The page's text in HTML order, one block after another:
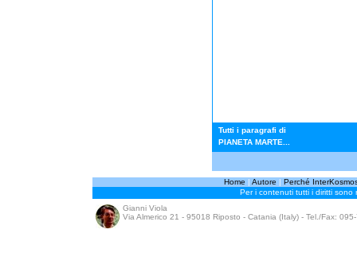
Tutti i paragrafi di
PIANETA MARTE...
Home | Autore | Perché
Per i contenuti tutti i diritti sono
Gianni Viola
Via Almerico 21 - 95018 Riposto - Catania (Italy) - Tel./Fax: